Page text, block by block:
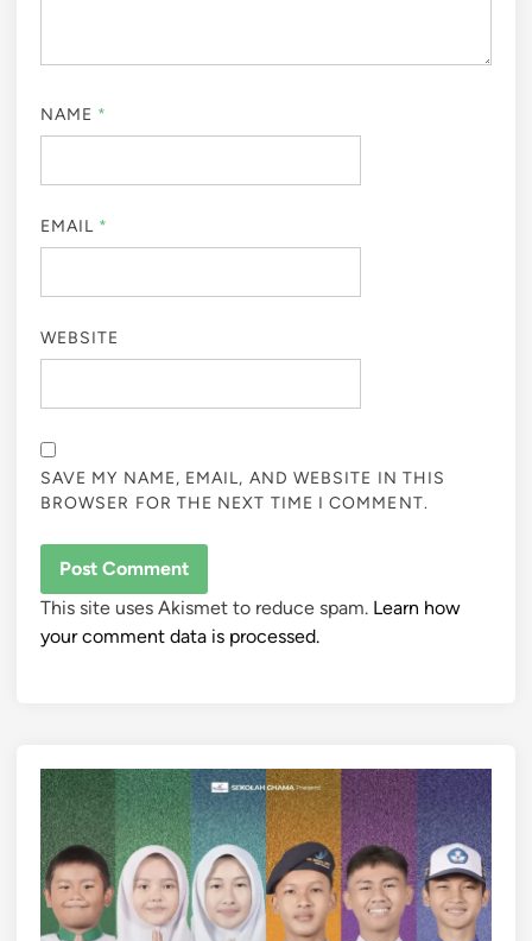
NAME *
EMAIL *
WEBSITE
SAVE MY NAME, EMAIL, AND WEBSITE IN THIS
BROWSER FOR THE NEXT TIME I COMMENT.
This site uses Akismet to reduce spam. Learn how
your comment data is processed.